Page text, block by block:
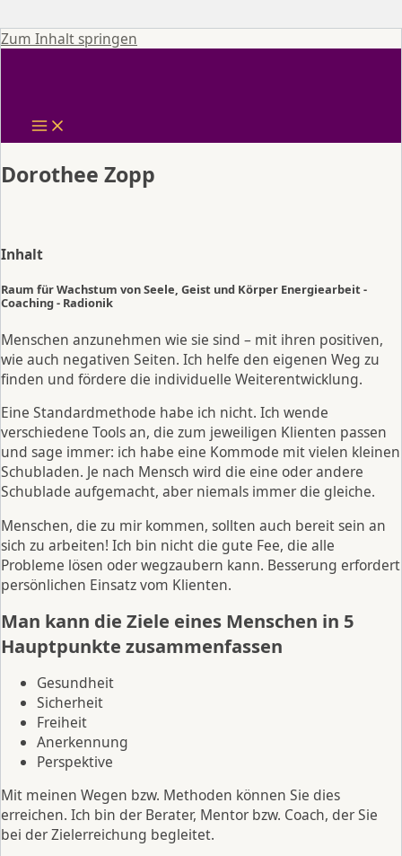
Zum Inhalt springen
Dorothee Zopp
Inhalt
Raum für Wachstum von Seele, Geist und Körper Energiearbeit -
Coaching - Radionik
Menschen anzunehmen wie sie sind – mit ihren positiven,
wie auch negativen Seiten. Ich helfe den eigenen Weg zu
finden und fördere die individuelle Weiterentwicklung.
Eine Standardmethode habe ich nicht. Ich wende
verschiedene Tools an, die zum jeweiligen Klienten passen
und sage immer: ich habe eine Kommode mit vielen kleinen
Schubladen. Je nach Mensch wird die eine oder andere
Schublade aufgemacht, aber niemals immer die gleiche.
Menschen, die zu mir kommen, sollten auch bereit sein an
sich zu arbeiten! Ich bin nicht die gute Fee, die alle
Probleme lösen oder wegzaubern kann. Besserung erfordert
persönlichen Einsatz vom Klienten.
Man kann die Ziele eines Menschen in 5
Hauptpunkte zusammenfassen
Gesundheit
Sicherheit
Freiheit
Anerkennung
Perspektive
Mit meinen Wegen bzw. Methoden können Sie dies
erreichen. Ich bin der Berater, Mentor bzw. Coach, der Sie
bei der Zielerreichung begleitet.